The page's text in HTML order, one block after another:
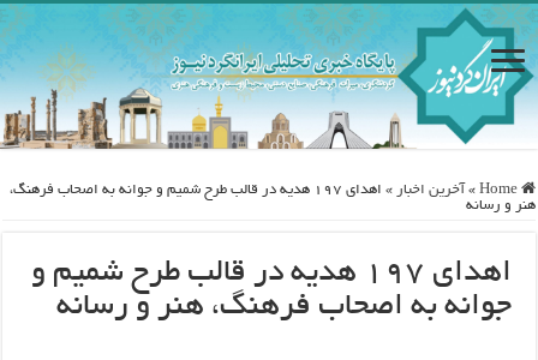
Home
» آخرین اخبار »
اهدای ۱۹۷ هدیه در قالب طرح شمیم و جوانه به اصحاب فرهنگ،
هنر و رسانه
اهدای ۱۹۷ هدیه در قالب طرح شمیم و
جوانه به اصحاب فرهنگ، هنر و رسانه